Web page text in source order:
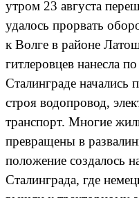
утром 23 августа
удалось прорвать
к Волге в районе
гитлеровцев нанесла
Сталинграде
строя водопровод,
транспорт. Многие
превращены в
положение создалось
Сталинграда, где